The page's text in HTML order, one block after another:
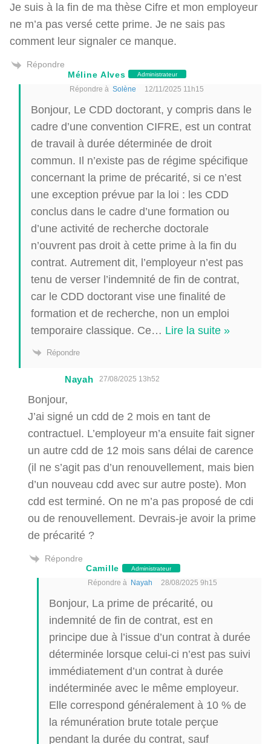
Je suis à la fin de ma thèse Cifre et mon employeur
ne m’a pas versé cette prime. Je ne sais pas
comment leur signaler ce manque.
Répondre
Méline Alves
Administrateur
Répondre à Solène 12/11/2025 11h15
Bonjour, Le CDD doctorant, y compris dans le
cadre d’une convention CIFRE, est un contrat
de travail à durée déterminée de droit
commun. Il n’existe pas de régime spécifique
concernant la prime de précarité, si ce n’est
une exception prévue par la loi : les CDD
conclus dans le cadre d’une formation ou
d’une activité de recherche doctorale
n’ouvrent pas droit à cette prime à la fin du
contrat. Autrement dit, l’employeur n’est pas
tenu de verser l’indemnité de fin de contrat,
car le CDD doctorant vise une finalité de
formation et de recherche, non un emploi
temporaire classique. Ce… Lire la suite »
Répondre
Nayah 27/08/2025 13h52
Bonjour,
J’ai signé un cdd de 2 mois en tant de
contractuel. L’employeur m’a ensuite fait signer
un autre cdd de 12 mois sans délai de carence
(il ne s’agit pas d’un renouvellement, mais bien
d’un nouveau cdd avec sur autre poste). Mon
cdd est terminé. On ne m’a pas proposé de cdi
ou de renouvellement. Devrais-je avoir la prime
de précarité ?
Répondre
Camille
Administrateur
Répondre à Nayah 28/08/2025 9h15
Bonjour, La prime de précarité, ou
indemnité de fin de contrat, est en
principe due à l’issue d’un contrat à durée
déterminée lorsque celui-ci n’est pas suivi
immédiatement d’un contrat à durée
indéterminée avec le même employeur.
Elle correspond généralement à 10 % de
la rémunération brute totale perçue
pendant la durée du contrat, sauf